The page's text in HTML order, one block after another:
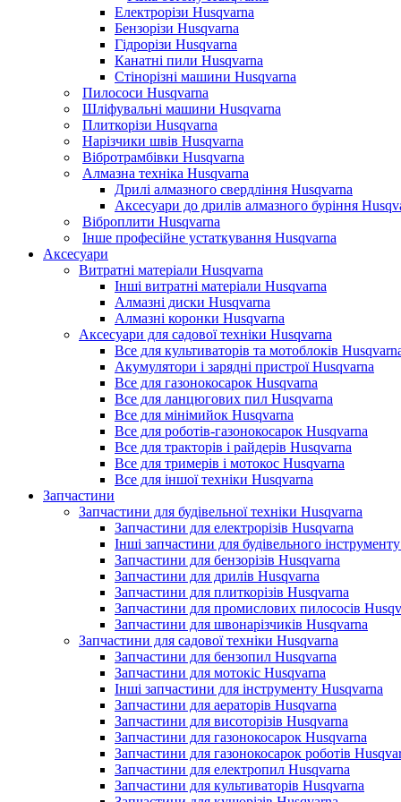
Електрорізи Husqvarna
Бензорізи Husqvarna
Гідрорізи Husqvarna
Канатні пили Husqvarna
Стінорізні машини Husqvarna
Пилососи Husqvarna
Шліфувальні машини Husqvarna
Плиткорізи Husqvarna
Нарізчики швів Husqvarna
Вібротрамбівки Husqvarna
Алмазна техніка Husqvarna
Дрилі алмазного свердління Husqvarna
Аксесуари до дрилів алмазного буріння
Віброплити Husqvarna
Інше професійне устаткування Husqvarna
Аксесуари
Витратні матеріали Husqvarna
Інші витратні матеріали Husqvarna
Алмазні диски Husqvarna
Алмазні коронки Husqvarna
Аксесуари для садової техніки Husqvarna
Все для культиваторів та мотоблоків
Акумулятори і зарядні пристрої Husqvarna
Все для газонокосарок Husqvarna
Все для ланцюгових пил Husqvarna
Все для мінімийок Husqvarna
Все для роботів-газонокосарок Husqvarna
Все для тракторів і райдерів Husqvarna
Все для тримерів і мотокос Husqvarna
Все для іншої техніки Husqvarna
Запчастини
Запчастини для будівельної техніки Husqvarna
Запчастини для електрорізів Husqvarna
Інші запчастини для будівельного
Запчастини для бензорізів Husqvarna
Запчастини для дрилів Husqvarna
Запчастини для плиткорізів Husqvarna
Запчастини для промислових пилососів
Запчастини для швонарізчиків Husqvarna
Запчастини для садової техніки Husqvarna
Запчастини для бензопил Husqvarna
Запчастини для мотокіс Husqvarna
Інші запчастини для інструменту Husqvarna
Запчастини для аераторів Husqvarna
Запчастини для висоторізів Husqvarna
Запчастини для газонокосарок Husqvarna
Запчастини для газонокосарок роботів
Запчастини для електропил Husqvarna
Запчастини для культиваторів Husqvarna